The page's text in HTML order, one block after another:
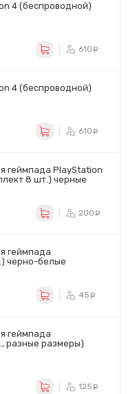
4 (беспроводной)
610
4 (беспроводной)
610
геймпада PlayStation
8 шт.) черные
200
геймпада
черно-белые
45
геймпада
разные размеры)
125